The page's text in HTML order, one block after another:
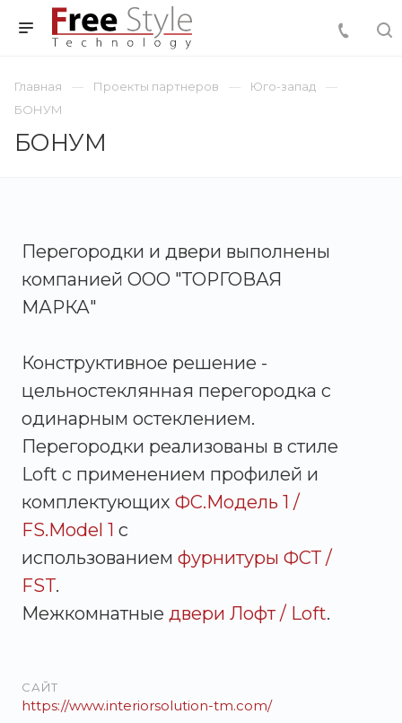
Главная Проекты партнеров
Юго-запад
БОНУМ
БОНУМ
Перегородки и двери выполнены
компанией ООО "ТОРГОВАЯ
МАРКА"
Конструктивное решение -
цельностеклянная перегородка с
одинарным остеклением.
Перегородки реализованы в стиле
Loft с применением профилей и
комплектующих ФС.Модель 1 /
FS.Model 1 с
использованием фурнитуры ФСТ /
FST.
Межкомнатные двери Лофт / Loft.
САЙТ
https://www.interiorsolution-tm.com/